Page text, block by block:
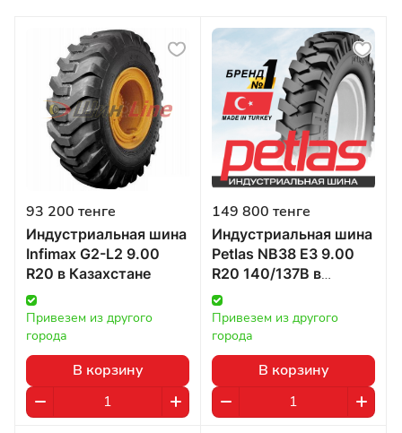
93 200 тенге
Индустриальная шина
Infimax G2-L2 9.00
R20 в Казахстане
Привезем из другого
города
В корзину
149 800 тенге
Индустриальная шина
Petlas NB38 E3 9.00
R20 140/137B в
Казахстане
Привезем из другого
города
В корзину